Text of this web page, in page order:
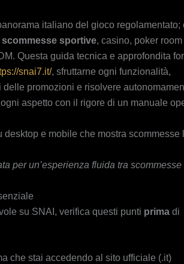
italiano del gioco regolamentato;
scommesse sportive, casino, poker
Questa guida tecnica e approfondita
snai7.it/, sfruttarne ogni funzionalità,
promozioni e risolvere
aspetto con il rigore di un manuale
per un’esperienza fluida tra scommesse
su SNAI, verifica questi punti prima di
che stai accedendo al sito ufficiale (.it)